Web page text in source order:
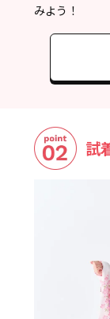
みよう！
試